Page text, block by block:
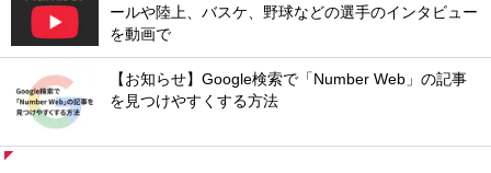
ールや陸上、バスケ、野球などの選手のインタビュー
を動画で
【お知らせ】Google検索で「Number Web」の記事
を見つけやすくする方法